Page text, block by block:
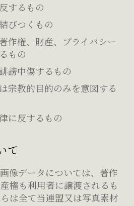
するもの
びつくもの
作権、財産、プライバシー
もの
謗中傷するもの
宗教的目的のみを意図する
に反するもの
て
像データについては、著作
権も利用者に譲渡されるも
は全て当連盟又は写真素材